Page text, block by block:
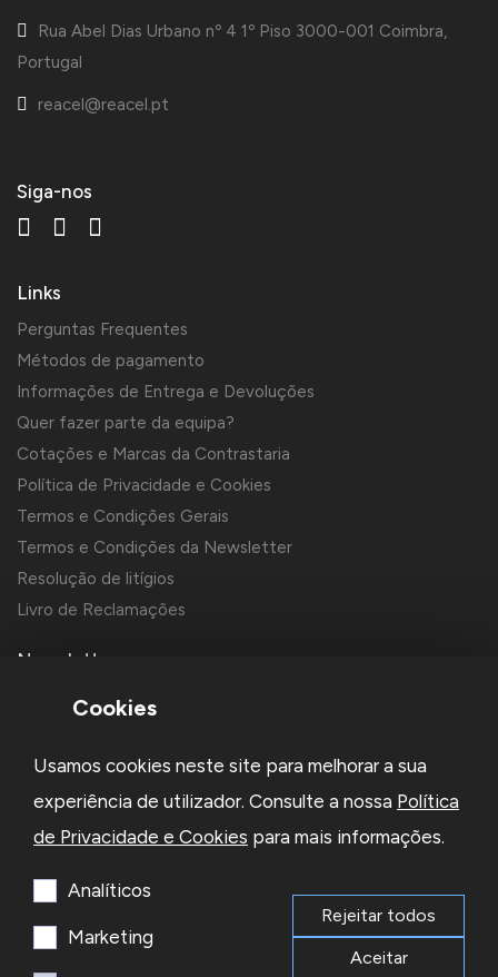
Rua Abel Dias Urbano nº 4 1º Piso 3000-001 Coimbra,
Portugal
reacel@reacel.pt
Siga-nos
Links
Perguntas Frequentes
Métodos de pagamento
Informações de Entrega e Devoluções
Quer fazer parte da equipa?
Cotações e Marcas da Contrastaria
Política de Privacidade e Cookies
Termos e Condições Gerais
Termos e Condições da Newsletter
Resolução de litígios
Livro de Reclamações
Newsletter
Li e aceito aPolítica de Privacidadee os Termos e Condições
Subscrever
Cookies
Usamos cookies neste site para melhorar a sua
experiência de utilizador. Consulte a nossa Política
de Privacidade e Cookies para mais informações.
Analíticos
Marketing
Rejeitar todos
Aceitar